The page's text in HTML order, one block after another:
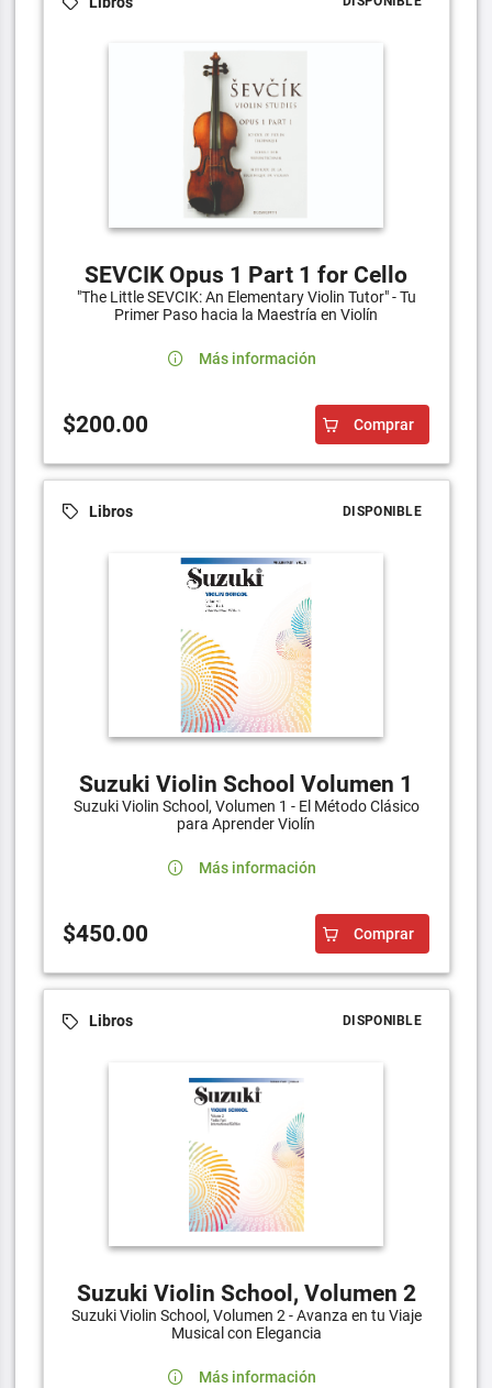
SEVCIK Opus 1 Part 1 for Cello
"The Little SEVCIK: An Elementary Violin Tutor" - Tu
Primer Paso hacia la Maestría en Violín
Más información
$200.00 Comprar
Libros DISPONIBLE
Suzuki Violin School Volumen 1
Suzuki Violin School, Volumen 1 - El Método Clásico
para Aprender Violín
Más información
$450.00 Comprar
Libros DISPONIBLE
Suzuki Violin School, Volumen 2
Suzuki Violin School, Volumen 2 - Avanza en tu Viaje
Musical con Elegancia
Más información